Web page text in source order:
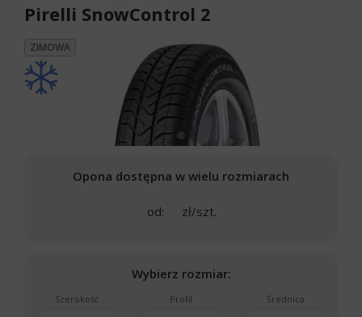
Pirelli SnowControl 2
ZIMOWA
Opona dostępna w wielu rozmiarach
od: zł/szt.
Wybierz rozmiar:
Szerokość Profil Średnica